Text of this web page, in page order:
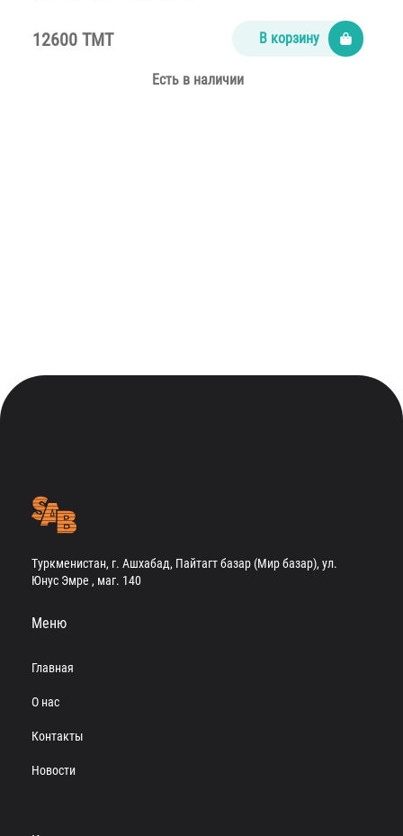
12600 TMT В корзину
Есть в наличии
Туркменистан, г. Ашхабад, Пайтагт базар (Мир базар), ул.
Юнус Эмре , маг. 140
Меню
Главная
О нас
Контакты
Новости